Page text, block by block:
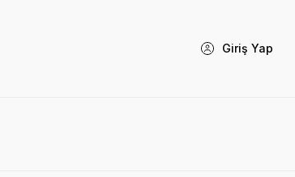
Giriş Yap